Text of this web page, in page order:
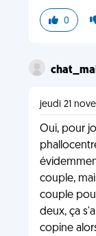
0
jeudi 21
Oui, pour
couple,
couple
deux, ça
copine